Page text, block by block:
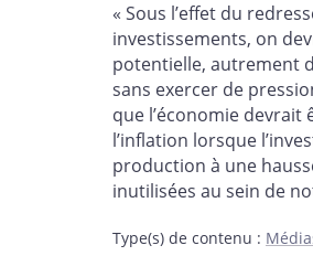
« Sous l’effet du
investissements, on
potentielle, autrement
sans exercer de
que l’économie
l’inflation lorsque
production à une
inutilisées au sein de
Type(s) de contenu :